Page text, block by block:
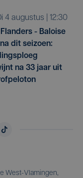
di 4 augustus | 12:30
Flanders - Baloise
dit seizoen:
na 33 jaar uit
West-Vlamingen,